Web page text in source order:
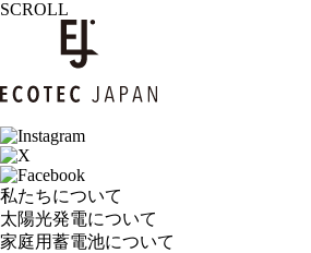
SCROLL
私たちについて
太陽光発電について
家庭用蓄電池について